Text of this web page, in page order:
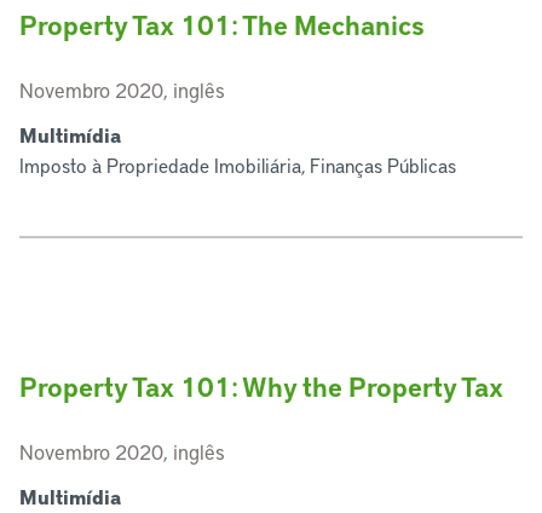
Property Tax 101: The Mechanics
Novembro 2020, inglês
Multimídia
Imposto à Propriedade Imobiliária, Finanças Públicas
Property Tax 101: Why the Property Tax
Novembro 2020, inglês
Multimídia